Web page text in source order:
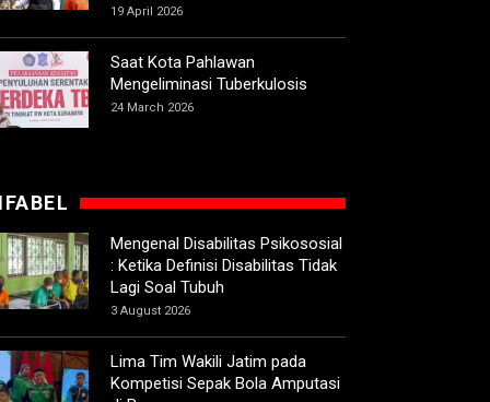
19 April 2026
Saat Kota Pahlawan
Mengeliminasi Tuberkulosis
24 March 2026
Mengenal Disabilitas Psikososial
: Ketika Definisi Disabilitas Tidak
Lagi Soal Tubuh
3 August 2026
Lima Tim Wakili Jatim pada
Kompetisi Sepak Bola Amputasi